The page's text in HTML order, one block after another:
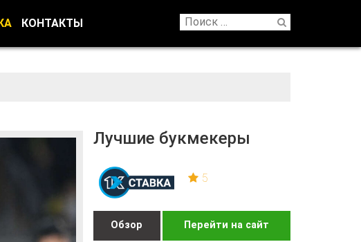
КОНТАКТЫ
Лучшие букмекеры
5
Обзор Перейти на сайт